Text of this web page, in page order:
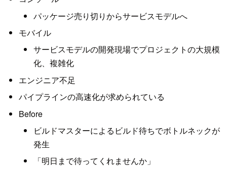
パッケージ売り切りからサービスモデルへ
モバイル
サービスモデルの開発現場でプロジェクトの大規模
化、複雑化
エンジニア不足
パイプラインの高速化が求められている
Before
ビルドマスターによるビルド待ちでボトルネックが
発生
「明日まで待ってくれませんか」